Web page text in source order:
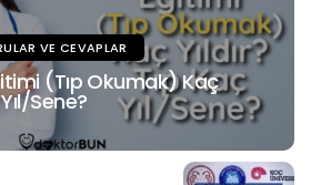
VE CEVAPLAR
(Tıp Okumak) Kaç
Sene?